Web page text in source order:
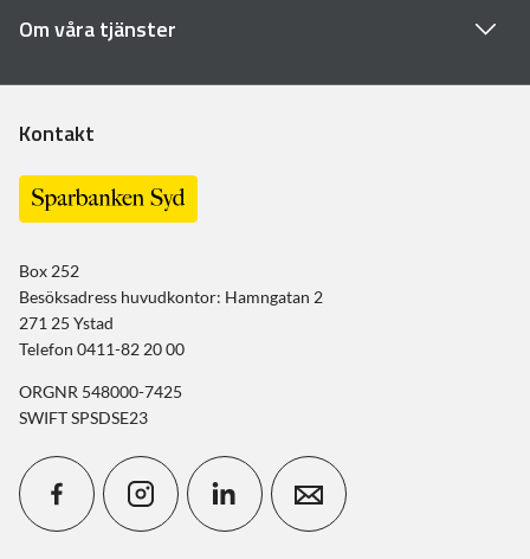
Om våra tjänster
Kontakt
Box 252
Besöksadress huvudkontor: Hamngatan 2
271 25 Ystad
Telefon 0411-82 20 00
ORGNR 548000-7425
SWIFT SPSDSE23